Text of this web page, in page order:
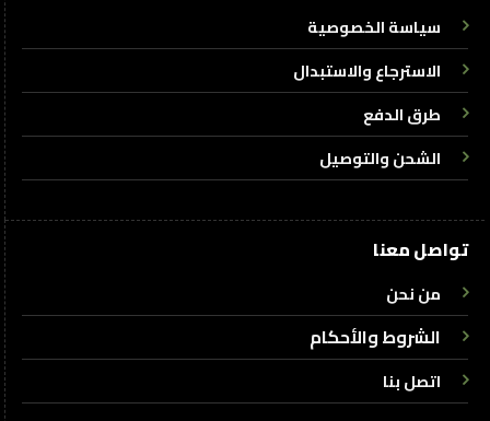
سياسة الخصوصية
الاسترجاع والاستبدال
طرق الدفع
الشحن والتوصيل
تواصل معنا
من نحن
الشروط والأحكام
اتصل بنا